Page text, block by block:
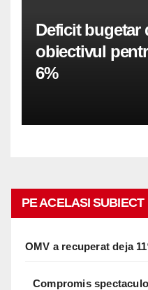
Deficit bugetar
obiectivul
6%
PE ACELASI SUBIECT
OMV a recuperat deja
Compromis